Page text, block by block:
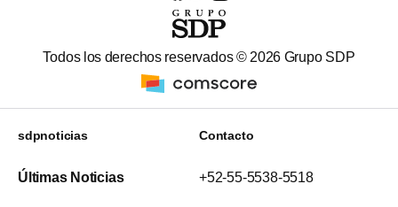
Todos los derechos reservados © 2026 Grupo SDP
sdpnoticias
Últimas Noticias
Contacto
+52-55-5538-5518